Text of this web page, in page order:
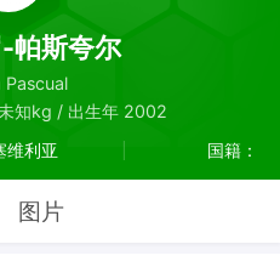
帕斯夸尔
Pascual
知kg / 出生年 2002
维利亚 国籍：
图片